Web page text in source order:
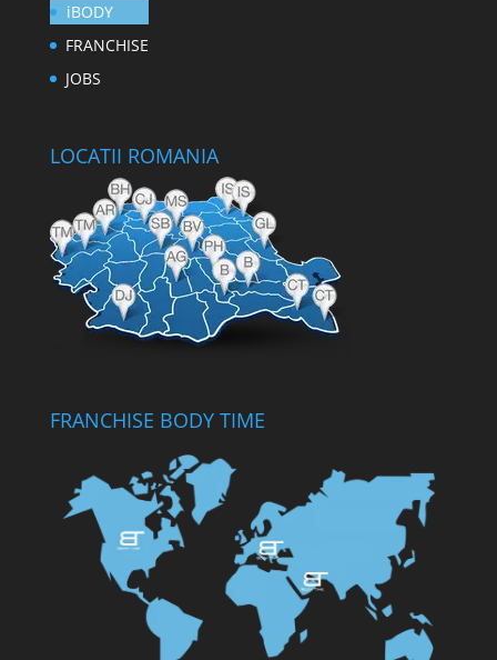
iBODY
FRANCHISE
JOBS
LOCATII ROMANIA
FRANCHISE BODY TIME